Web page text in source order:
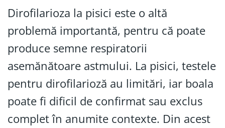
Dirofilarioza la pisici este o altă
problemă importantă, pentru că poate
produce semne respiratorii
asemănătoare astmului. La pisici, testele
pentru dirofilarioză au limitări, iar boala
poate fi dificil de confirmat sau exclus
complet în anumite contexte. Din acest